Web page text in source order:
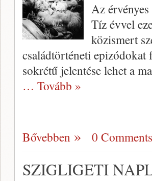
Az
Tíz évvel
közis­mert
családtörténeti
sokrétű jelentése lehet a
… Tovább »
Bővebben 0 Comments
SZIGLIGETI